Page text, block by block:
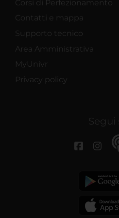
Corsi di Perfezionamento
Contatti e mappa
Supporto tecnico
Area Amministrativa
MyUnivr
Privacy policy
Segui